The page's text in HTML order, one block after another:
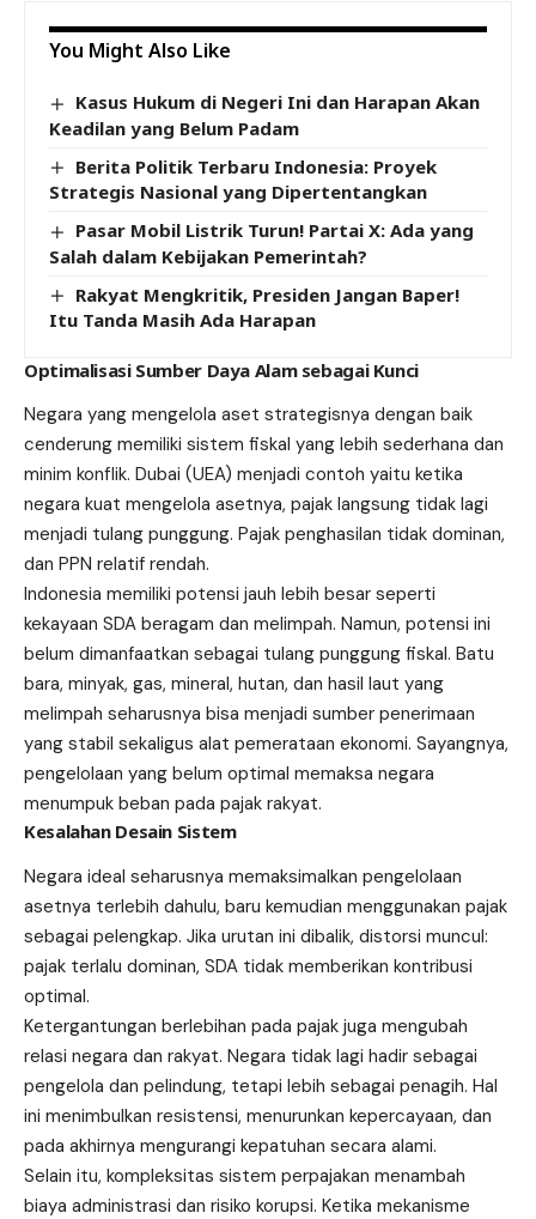
You Might Also Like
Kasus Hukum di Negeri Ini dan Harapan Akan
Keadilan yang Belum Padam
Berita Politik Terbaru Indonesia: Proyek
Strategis Nasional yang Dipertentangkan
Pasar Mobil Listrik Turun! Partai X: Ada yang
Salah dalam Kebijakan Pemerintah?
Rakyat Mengkritik, Presiden Jangan Baper!
Itu Tanda Masih Ada Harapan
Optimalisasi Sumber Daya Alam sebagai Kunci
Negara yang mengelola aset strategisnya dengan baik
cenderung memiliki sistem fiskal yang lebih sederhana dan
minim konflik. Dubai (UEA) menjadi contoh yaitu ketika
negara kuat mengelola asetnya, pajak langsung tidak lagi
menjadi tulang punggung. Pajak penghasilan tidak dominan,
dan PPN relatif rendah.
Indonesia memiliki potensi jauh lebih besar seperti
kekayaan SDA beragam dan melimpah. Namun, potensi ini
belum dimanfaatkan sebagai tulang punggung fiskal. Batu
bara, minyak, gas, mineral, hutan, dan hasil laut yang
melimpah seharusnya bisa menjadi sumber penerimaan
yang stabil sekaligus alat pemerataan ekonomi. Sayangnya,
pengelolaan yang belum optimal memaksa negara
menumpuk beban pada pajak rakyat.
Kesalahan Desain Sistem
Negara ideal seharusnya memaksimalkan pengelolaan
asetnya terlebih dahulu, baru kemudian menggunakan pajak
sebagai pelengkap. Jika urutan ini dibalik, distorsi muncul:
pajak terlalu dominan, SDA tidak memberikan kontribusi
optimal.
Ketergantungan berlebihan pada pajak juga mengubah
relasi negara dan rakyat. Negara tidak lagi hadir sebagai
pengelola dan pelindung, tetapi lebih sebagai penagih. Hal
ini menimbulkan resistensi, menurunkan kepercayaan, dan
pada akhirnya mengurangi kepatuhan secara alami.
Selain itu, kompleksitas sistem perpajakan menambah
biaya administrasi dan risiko korupsi. Ketika mekanisme